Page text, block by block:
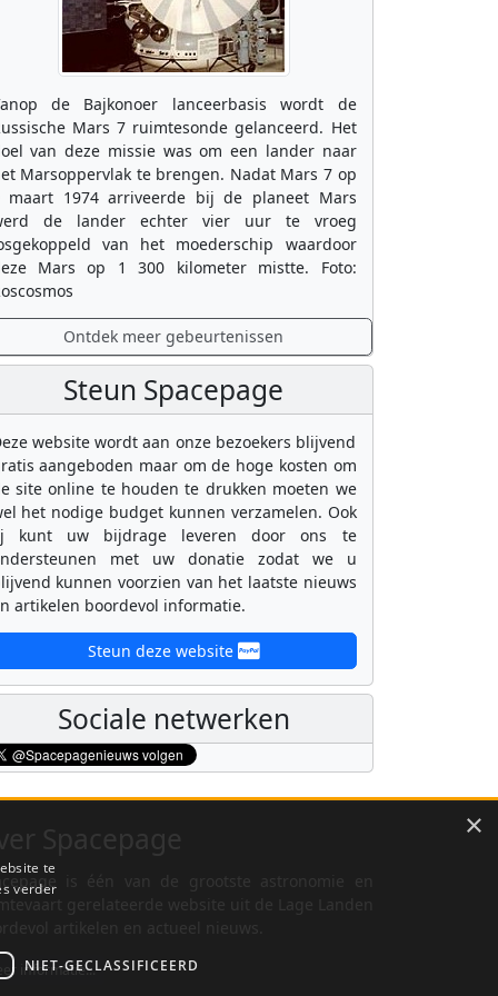
de Bajkonoer lanceerbasis wordt de
Mars 7 ruimtesonde gelanceerd. Het
van deze missie was om een lander naar
Marsoppervlak te brengen. Nadat Mars 7 op
maart 1974 arriveerde bij de planeet Mars
de lander echter vier uur te vroeg
van het moederschip waardoor
Mars op 1 300 kilometer mistte. Foto:
Ontdek meer gebeurtenissen
Steun Spacepage
website wordt aan onze bezoekers blijvend
aangeboden maar om de hoge kosten om
site online te houden te drukken moeten we
het nodige budget kunnen verzamelen. Ook
kunt uw bijdrage leveren door ons te
met uw donatie zodat we u
kunnen voorzien van het laatste nieuws
artikelen boordevol informatie.
Steun deze website
Sociale netwerken
is één van de grootste astronomie en
informatie...
×
te
verder
NIET-GECLASSIFICEERD